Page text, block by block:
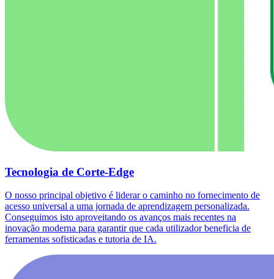
Tecnologia de Corte-Edge
O nosso principal objetivo é liderar o caminho no fornecimento de
acesso universal a uma jornada de aprendizagem personalizada.
Conseguimos isto aproveitando os avanços mais recentes na
inovação moderna para garantir que cada utilizador beneficia de
ferramentas sofisticadas e tutoria de IA.